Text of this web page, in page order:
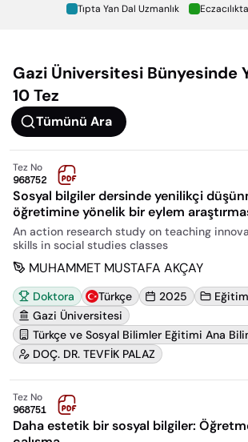
Tıpta Yan Dal Uzmanlık
Gazi Üniversitesi Bünyesinde
10 Tez
Tümünü Ara
Tez No
968752
Sosyal bilgiler dersinde yenilikçi
öğretimine yönelik bir eylem
An action research study on teaching
skills in social studies classes
MUHAMMET MUSTAFA AKÇAY
Doktora Türkçe 2025
Gazi Üniversitesi
Türkçe ve Sosyal Bilimler Eğitimi Ana
DOÇ. DR. TEVFİK PALAZ
Tez No
968751
Daha estetik bir sosyal bilgiler: